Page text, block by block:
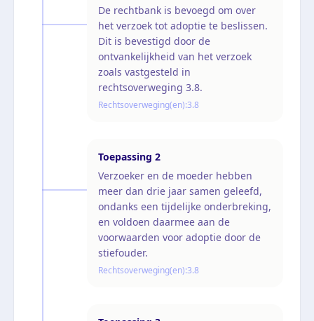
De rechtbank is bevoegd om over
het verzoek tot adoptie te beslissen.
Dit is bevestigd door de
ontvankelijkheid van het verzoek
zoals vastgesteld in
rechtsoverweging 3.8.
Rechtsoverweging(en):3.8
Toepassing 2
Verzoeker en de moeder hebben
meer dan drie jaar samen geleefd,
ondanks een tijdelijke onderbreking,
en voldoen daarmee aan de
voorwaarden voor adoptie door de
stiefouder.
Rechtsoverweging(en):3.8